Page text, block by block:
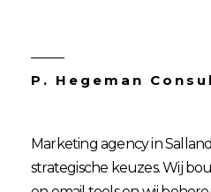
P. Hegeman
Marketing agency in
strategische keuzes. Wij